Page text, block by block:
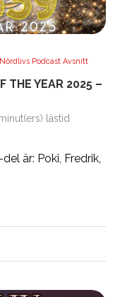
Nördlivs Podcast Avsnitt
THE YEAR 2025 –
lästid
är: Poki, Fredrik,